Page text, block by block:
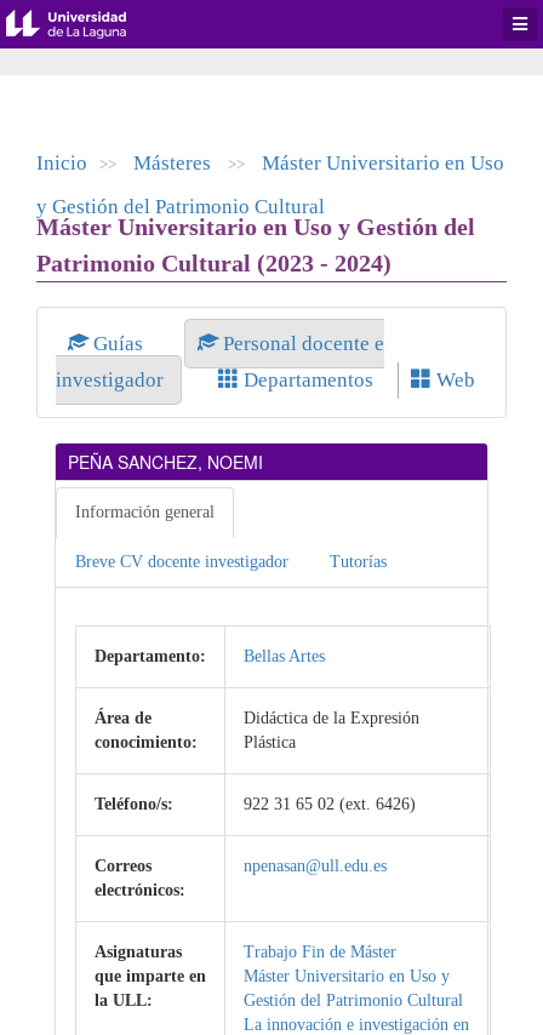
Inicio >> Másteres >>
Máster Universitario en Uso
y Gestión del Patrimonio Cultural
Máster Universitario en Uso y Gestión del
Patrimonio Cultural (2023 - 2024)
Guías
Personal docente e
investigador
Departamentos Web
PEÑA SANCHEZ, NOEMI
Información general
Breve CV docente investigador Tutorías
Departamento: Bellas Artes
Área de
conocimiento:
Didáctica de la Expresión
Plástica
Teléfono/s: 922 31 65 02 (ext. 6426)
Correos
electrónicos:
npenasan@ull.edu.es
Asignaturas
que imparte en
la ULL:
Trabajo Fin de Máster
Máster Universitario en Uso y
Gestión del Patrimonio Cultural
La innovación e investigación en